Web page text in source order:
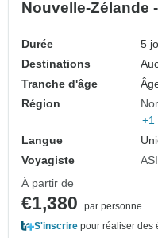
Nouvelle-Zélande
Durée
5
Destinations
Tranche d'âge
Région
+1
Langue
Voyagiste
À partir de
€1,380
par personne
S'inscrire pour réaliser des